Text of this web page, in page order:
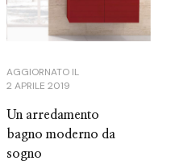
AGGIORNATO IL
2 APRILE 2019
Un arredamento
bagno moderno da
sogno